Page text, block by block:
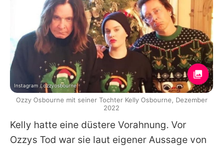
Kelly hatte eine düstere Vorahnung. Vor
Ozzys Tod war sie laut eigener Aussage von
Instagram / ozzyosbourne
Ozzy Osbourne mit seiner Tochter Kelly Osbourne, Dezember
2022